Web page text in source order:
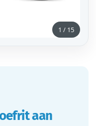
1 / 15
aan